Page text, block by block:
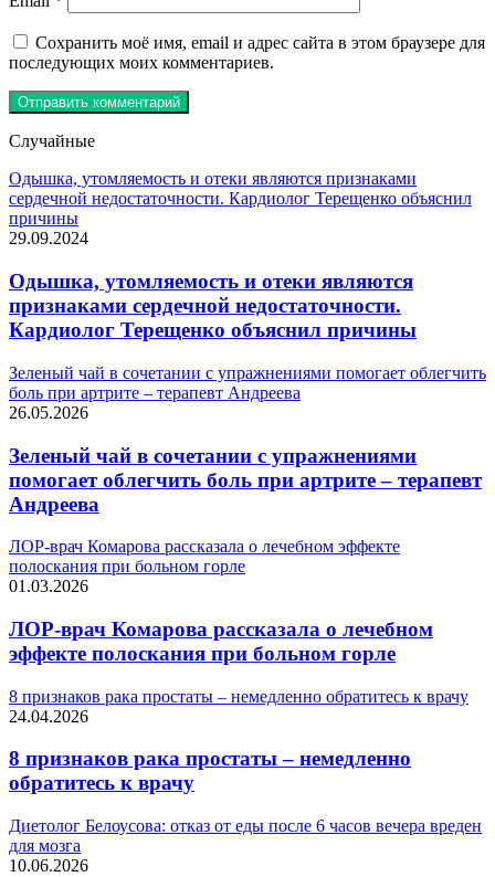
Сохранить моё имя, email и адрес сайта в этом браузере для
последующих моих комментариев.
Случайные
Одышка, утомляемость и отеки являются признаками
сердечной недостаточности. Кардиолог Терещенко объяснил
причины
29.09.2024
Одышка, утомляемость и отеки являются
признаками сердечной недостаточности.
Кардиолог Терещенко объяснил причины
Зеленый чай в сочетании с упражнениями помогает облегчить
боль при артрите – терапевт Андреева
26.05.2026
Зеленый чай в сочетании с упражнениями
помогает облегчить боль при артрите – терапевт
Андреева
ЛОР-врач Комарова рассказала о лечебном эффекте
полоскания при больном горле
01.03.2026
ЛОР-врач Комарова рассказала о лечебном
эффекте полоскания при больном горле
8 признаков рака простаты – немедленно обратитесь к врачу
24.04.2026
8 признаков рака простаты – немедленно
обратитесь к врачу
Диетолог Белоусова: отказ от еды после 6 часов вечера вреден
для мозга
10.06.2026